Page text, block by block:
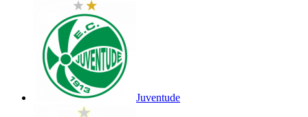
Juventude